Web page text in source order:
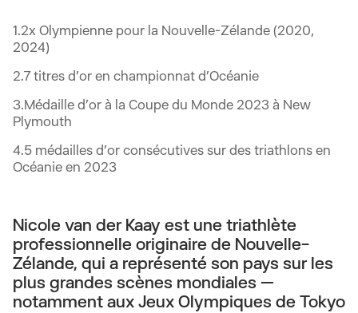
1.2x Olympienne pour la Nouvelle-Zélande (2020,
2024)
2.7 titres d’or en championnat d’Océanie
3.Médaille d’or à la Coupe du Monde 2023 à New
Plymouth
4.5 médailles d’or consécutives sur des triathlons en
Océanie en 2023
Nicole van der Kaay est une triathlète
professionnelle originaire de Nouvelle-
Zélande, qui a représenté son pays sur les
plus grandes scènes mondiales —
notamment aux Jeux Olympiques de Tokyo